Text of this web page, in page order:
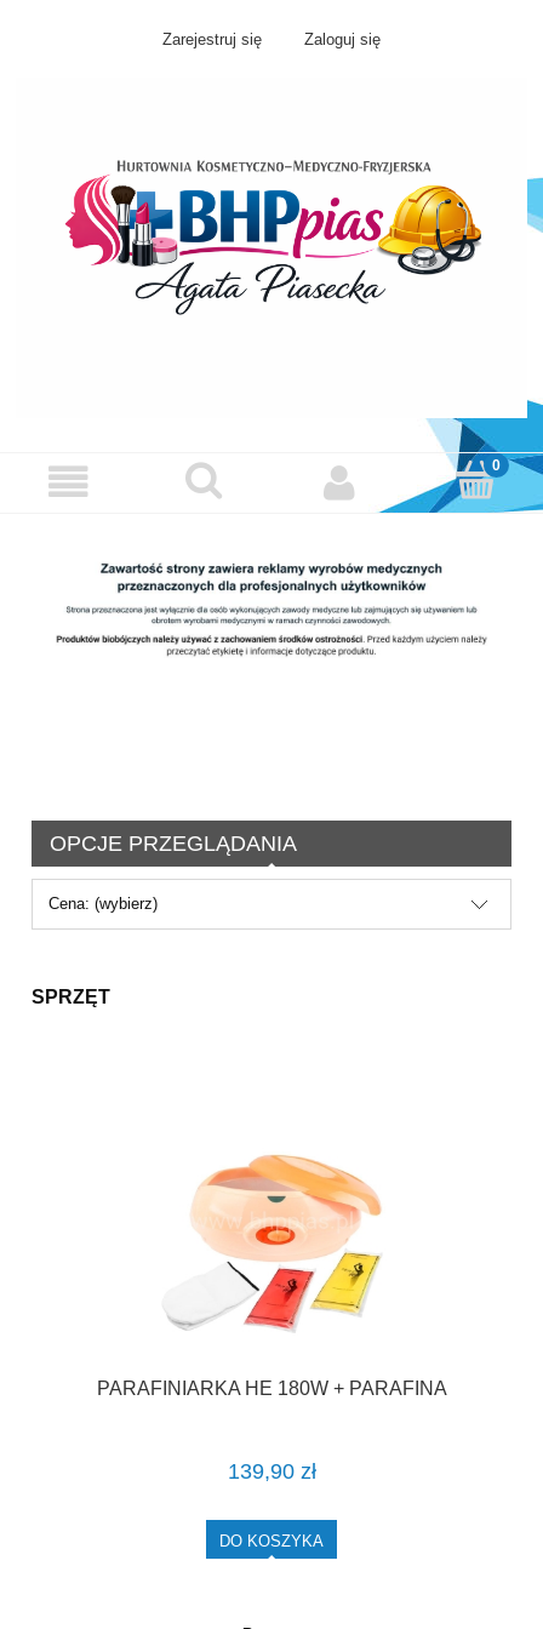
Zarejestruj się Zaloguj się
OPCJE PRZEGLĄDANIA
Cena: (wybierz)
SPRZĘT
PARAFINIARKA HE 180W + PARAFINA
139,90 zł
DO KOSZYKA